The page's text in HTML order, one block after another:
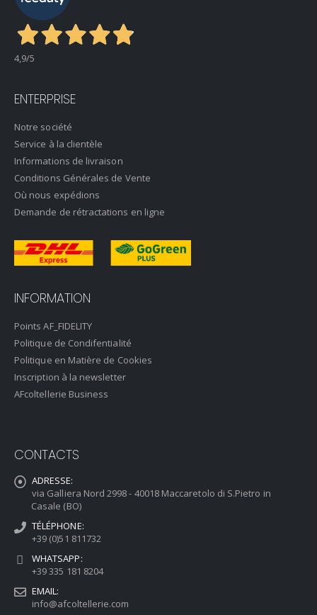
4,9/5
ENTERPRISE
Notre société
Service à la clientèle
Informations de livraison
Conditions Générales de Vente
Où nous expédions
Demande de rétractations en ligne
INFORMATION
Points AF_FIDELITY
Politique de Condifentialité
Politique en Matière de Cookies
Inscription à la newsletter
AFcoltellerie Business
CONTACTS
ADRESSE:
via Galliera Nord 2998 - 40018 Maccaretolo di S.Pietro in
Casale (BO)
TÉLÉPHONE:
+39 (0)51 811732
WHATSAPP:
+39 335 181 8204
EMAIL:
info@afcoltellerie.com